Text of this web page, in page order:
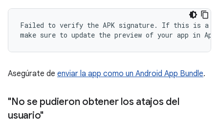
Failed to verify the APK signature. If this is a
Asegúrate de enviar la app como un Android App Bundle.
"No se pudieron obtener los atajos del
usuario"